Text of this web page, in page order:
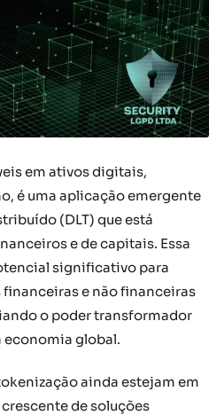
em ativos digitais,
é uma aplicação emergente
(DLT) que está
e de capitais. Essa
significativo para
e não financeiras
o poder transformador
global.
ainda estejam em
de soluções